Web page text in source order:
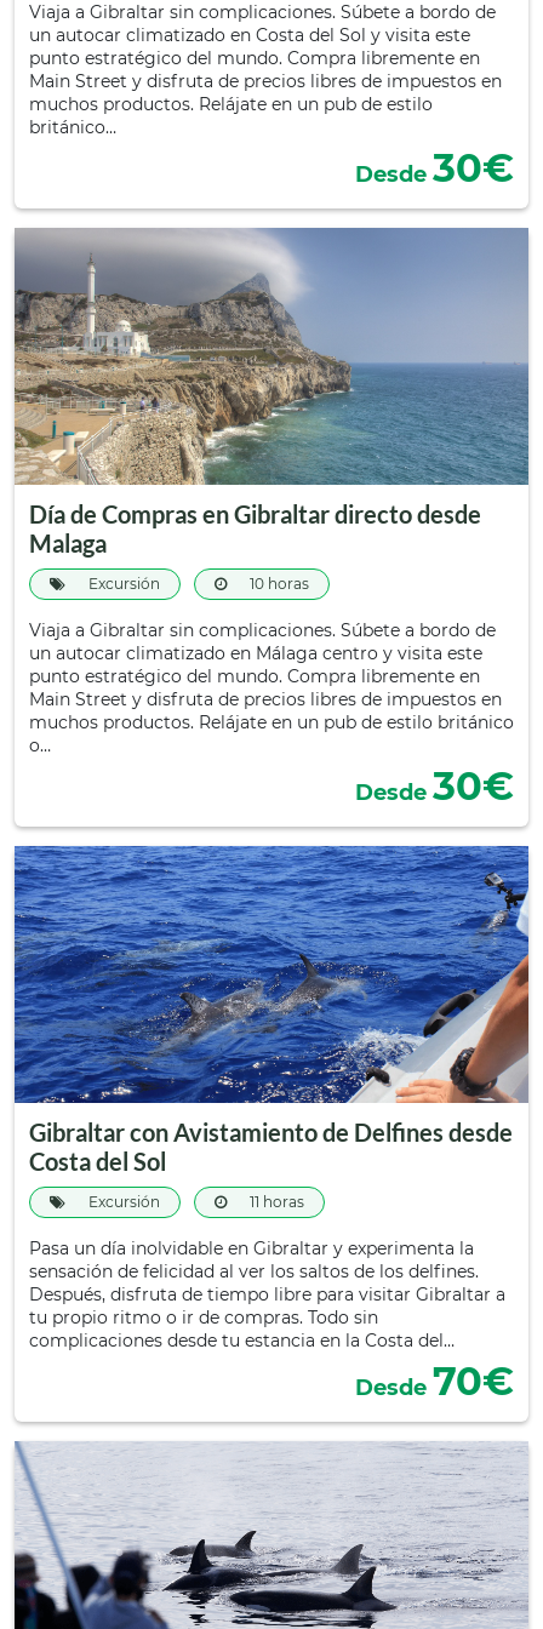
Viaja a Gibraltar sin complicaciones. Súbete a bordo de
un autocar climatizado en Costa del Sol y visita este
punto estratégico del mundo. Compra libremente en
Main Street y disfruta de precios libres de impuestos en
muchos productos. Relájate en un pub de estilo
británico…
Desde 30€
Día de Compras en Gibraltar directo desde
Malaga
Excursión 10 horas
Viaja a Gibraltar sin complicaciones. Súbete a bordo de
un autocar climatizado en Málaga centro y visita este
punto estratégico del mundo. Compra libremente en
Main Street y disfruta de precios libres de impuestos en
muchos productos. Relájate en un pub de estilo británico
o…
Desde 30€
Gibraltar con Avistamiento de Delfines desde
Costa del Sol
Excursión 11 horas
Pasa un día inolvidable en Gibraltar y experimenta la
sensación de felicidad al ver los saltos de los delfines.
Después, disfruta de tiempo libre para visitar Gibraltar a
tu propio ritmo o ir de compras. Todo sin
complicaciones desde tu estancia en la Costa del…
Desde 70€